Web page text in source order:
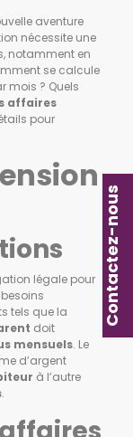
Contactez-nous
aventure
nécessite une
notamment en
se calcule
mois ? Quels
affaires
pour
légale pour
tels que la
doit
mensuels. Le
d’argent
à l’autre
.